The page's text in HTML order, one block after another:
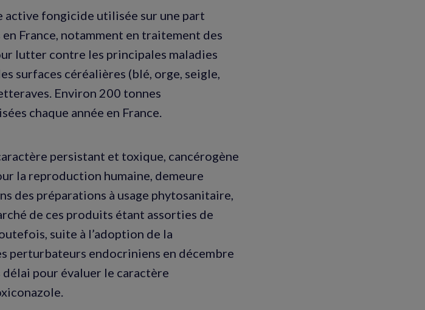
active fongicide utilisée sur une part
France, notamment en traitement des
lutter contre les principales maladies
surfaces céréalières (blé, orge, seigle,
Environ 200 tonnes
chaque année en France.
persistant et toxique, cancérogène
la reproduction humaine, demeure
des préparations à usage phytosanitaire,
de ces produits étant assorties de
suite à l’adoption de la
perturbateurs endocriniens en décembre
délai pour évaluer le caractère